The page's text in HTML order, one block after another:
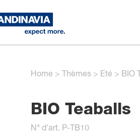
Home > Thèmes > Eté > BIO
BIO Teaballs
N° d'art. P-TB10